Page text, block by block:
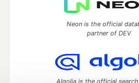
Neon is the official
partner of DEV
Algolia is the official